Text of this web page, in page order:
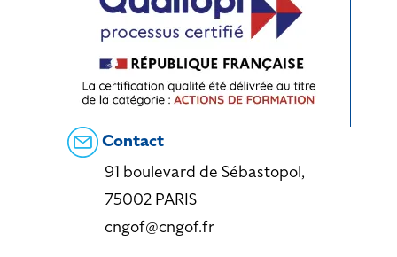
Contact
91 boulevard de Sébastopol,
75002 PARIS
cngof@cngof.fr